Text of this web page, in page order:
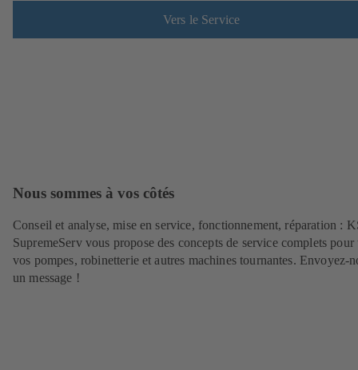
Vers le Service
Nous sommes à vos côtés
Conseil et analyse, mise en service, fonctionnement, réparation :
SupremeServ vous propose des concepts de service complets pour
vos pompes, robinetterie et autres machines tournantes. Envoyez-
un message !